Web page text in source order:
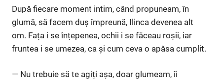
După fiecare moment intim, când propuneam, în
glumă, să facem duș împreună, Ilinca devenea alt
om. Fața i se înțepenea, ochii i se făceau roșii, iar
fruntea i se umezea, ca și cum ceva o apăsa cumplit.
— Nu trebuie să te agiți așa, doar glumeam, îi